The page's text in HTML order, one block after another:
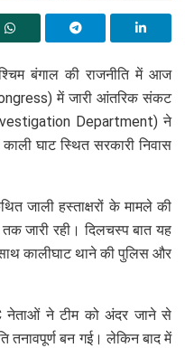
बंगाल की राजनीति में आज
में जारी आंतरिक संकट
Department) ने
घाट स्थित सरकारी निवास
जाली हस्ताक्षरों के मामले की
जारी रही। दिलचस्प बात यह
कालीघाट थाने की पुलिस और
नेताओं ने टीम को अंदर जाने से
तनावपूर्ण बन गई। लेकिन बाद में